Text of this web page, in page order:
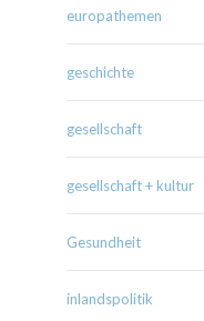
europathemen
geschichte
gesellschaft
gesellschaft + kultur
Gesundheit
inlandspolitik